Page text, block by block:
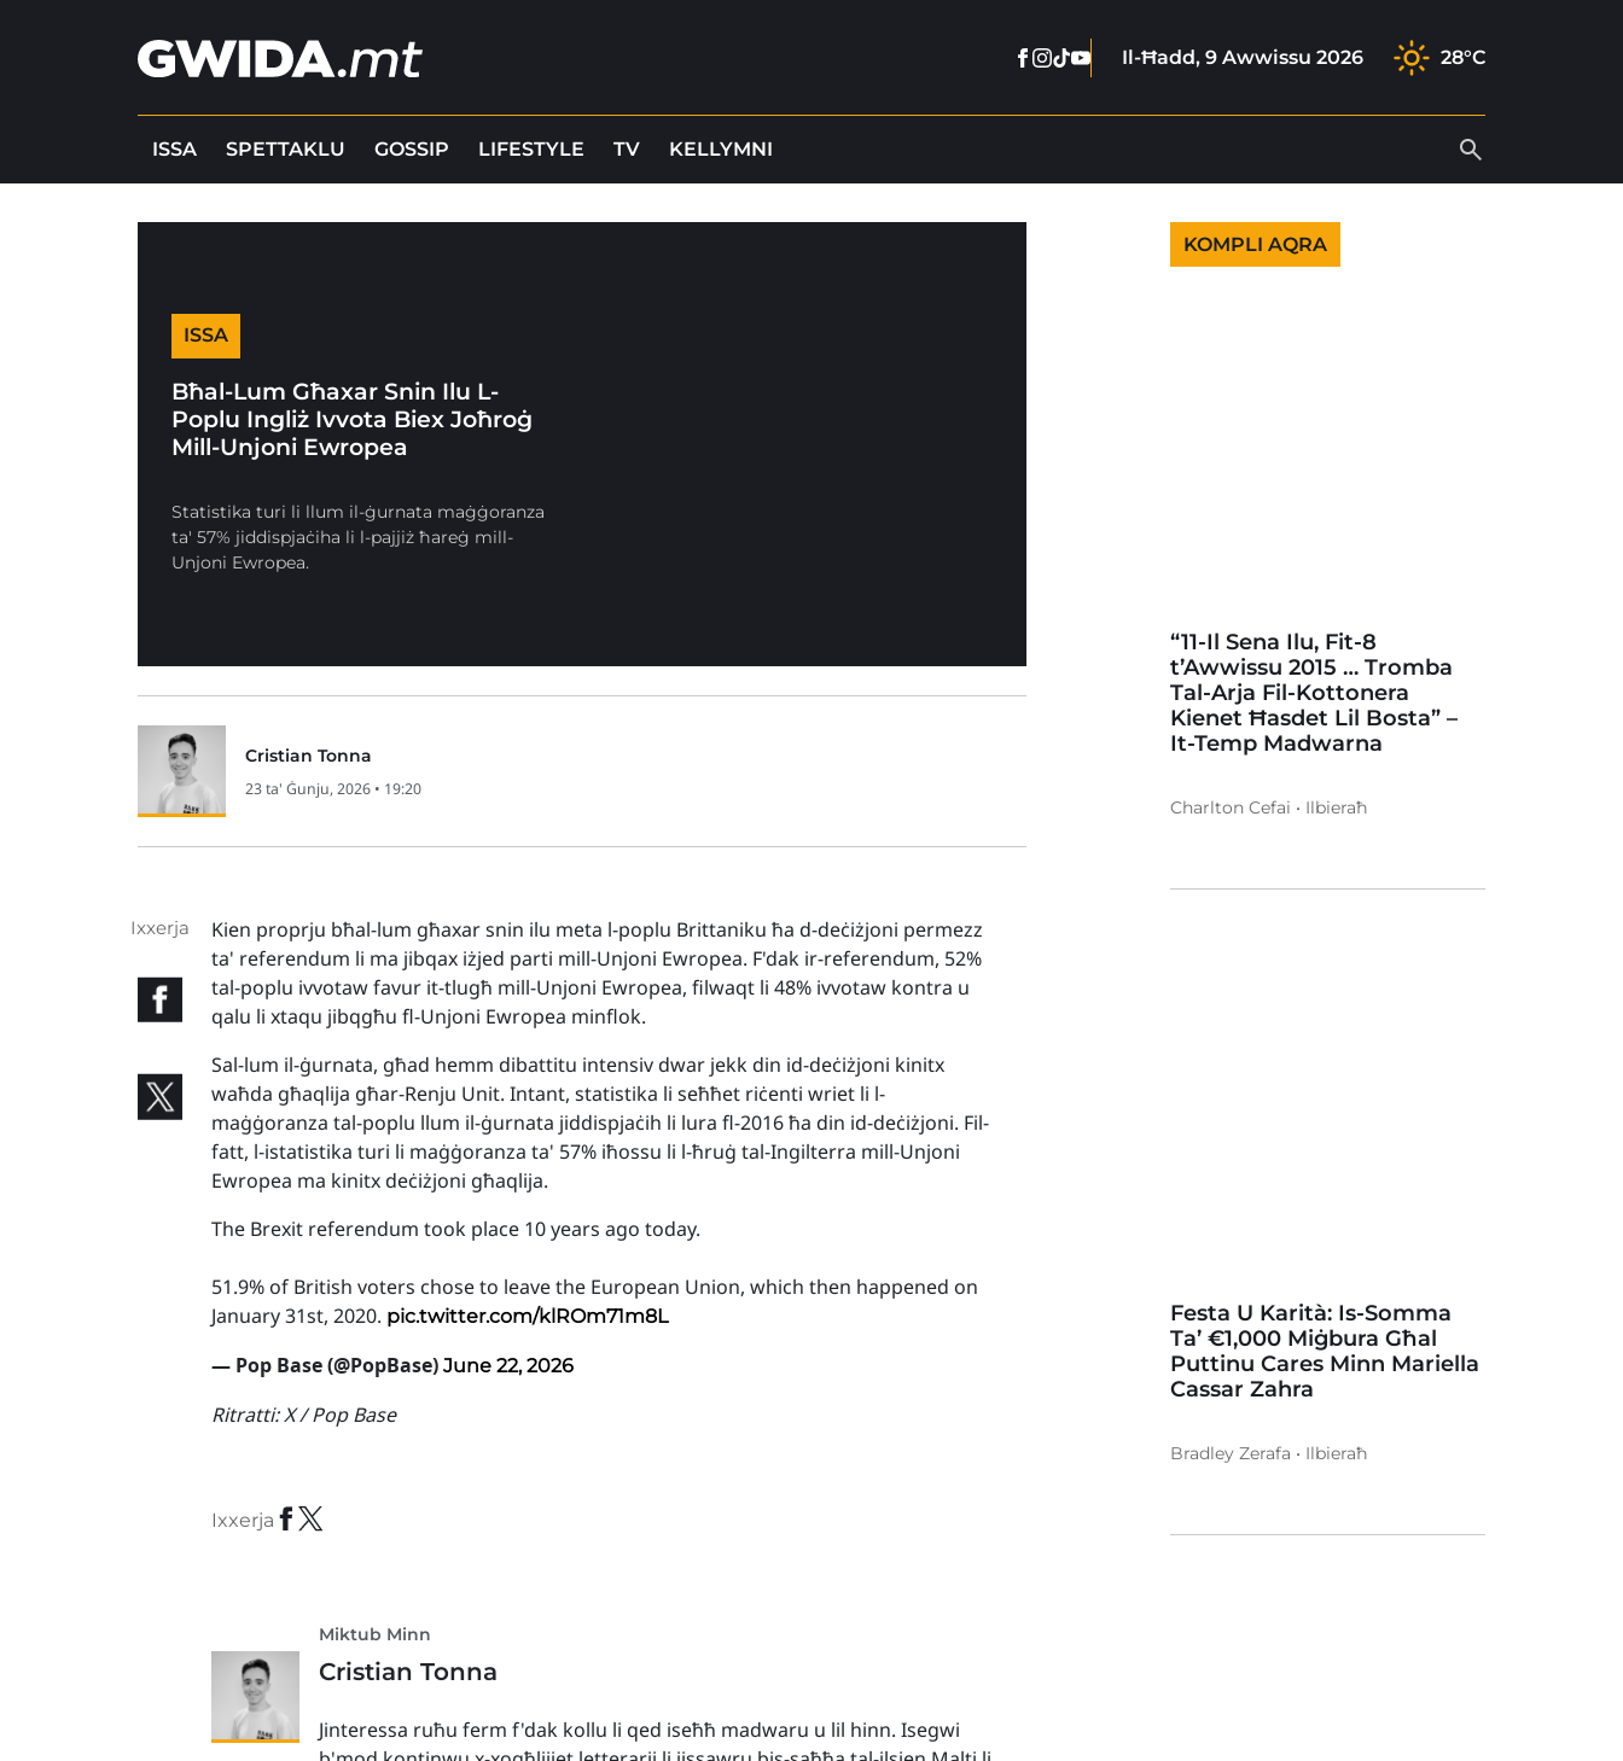
Facebook
Instagram
Tiktok
YoutubeIl-Ħadd, 9 Awwissu 2026 28°C
ISSA SPETTAKLU GOSSIP LIFESTYLE TV KELLYMNI
ISSA
Bħal-Lum Għaxar Snin Ilu L-
Poplu Ingliż Ivvota Biex Joħroġ
Mill-Unjoni Ewropea
Statistika turi li llum il-ġurnata maġġoranza
ta' 57% jiddispjaċiha li l-pajjiż ħareġ mill-
Unjoni Ewropea.
Cristian Tonna
23 ta' Ġunju, 2026 • 19:20
Ixxerja
Kien proprju bħal-lum għaxar snin ilu meta l-poplu Brittaniku ħa d-deċiżjoni permezz
ta' referendum li ma jibqax iżjed parti mill-Unjoni Ewropea. F'dak ir-referendum, 52%
tal-poplu ivvotaw favur it-tlugħ mill-Unjoni Ewropea, filwaqt li 48% ivvotaw kontra u
qalu li xtaqu jibqgħu fl-Unjoni Ewropea minflok.
Sal-lum il-ġurnata, għad hemm dibattitu intensiv dwar jekk din id-deċiżjoni kinitx
waħda għaqlija għar-Renju Unit. Intant, statistika li seħħet riċenti wriet li l-
maġġoranza tal-poplu llum il-ġurnata jiddispjaċih li lura fl-2016 ħa din id-deċiżjoni. Fil-
fatt, l-istatistika turi li maġġoranza ta' 57% iħossu li l-ħruġ tal-Ingilterra mill-Unjoni
Ewropea ma kinitx deċiżjoni għaqlija.
The Brexit referendum took place 10 years ago today.
51.9% of British voters chose to leave the European Union, which then happened on
January 31st, 2020. pic.twitter.com/klROm71m8L
— Pop Base (@PopBase)June 22, 2026
Ritratti:X / Pop Base
Ixxerja
Miktub Minn
Cristian Tonna
Jinteressa ruħu ferm f'dak kollu li qed iseħħ madwaru u lil hinn. Isegwi
KOMPLI AQRA
“11-Il Sena Ilu, Fit-8
t’Awwissu 2015 … Tromba
Tal-Arja Fil-Kottonera
Kienet Ħasdet Lil Bosta” –
It-Temp Madwarna
Charlton Cefai • Ilbieraħ
Festa U Karità: Is-Somma
Ta’ €1,000 Miġbura Għal
Puttinu Cares Minn Mariella
Cassar Zahra
Bradley Zerafa • Ilbieraħ